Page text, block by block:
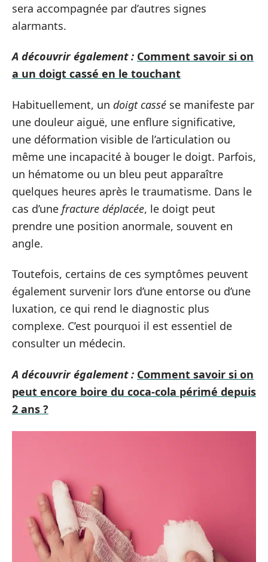
sera accompagnée par d’autres signes
alarmants.
A découvrir également : Comment savoir si on
a un doigt cassé en le touchant
Habituellement, un doigt cassé se manifeste par
une douleur aiguë, une enflure significative,
une déformation visible de l’articulation ou
même une incapacité à bouger le doigt. Parfois,
un hématome ou un bleu peut apparaître
quelques heures après le traumatisme. Dans le
cas d’une fracture déplacée, le doigt peut
prendre une position anormale, souvent en
angle.
Toutefois, certains de ces symptômes peuvent
également survenir lors d’une entorse ou d’une
luxation, ce qui rend le diagnostic plus
complexe. C’est pourquoi il est essentiel de
consulter un médecin.
A découvrir également : Comment savoir si on
peut encore boire du coca-cola périmé depuis
2 ans ?